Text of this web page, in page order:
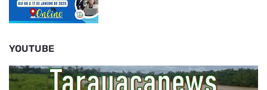
YOUTUBE